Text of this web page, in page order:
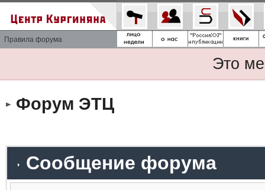
Правила форума
Это
Форум ЭТЦ
Сообщение форума